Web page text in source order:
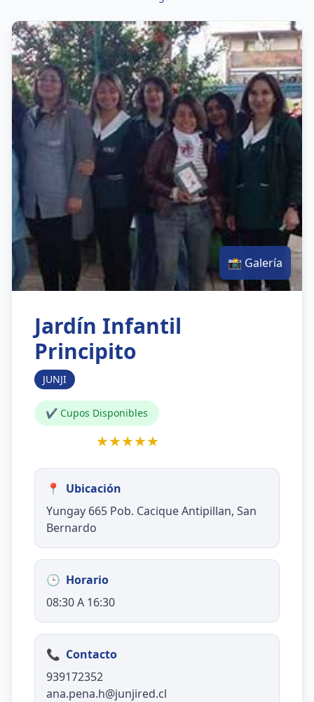
📸 Galería
Jardín Infantil
Principito
JUNJI
✔ Cupos Disponibles
★★★★★
📍
Ubicación
Yungay 665 Pob. Cacique Antipillan, San
Bernardo
🕒 Horario
08:30 A 16:30
📞 Contacto
939172352
ana.pena.h@junjired.cl